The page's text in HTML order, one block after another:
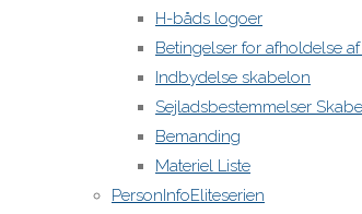
H-båds logoer
Betingelser for afholdelse
Indbydelse skabelon
Sejladsbestemmelser
Bemanding
Materiel Liste
PersonInfoEliteserien